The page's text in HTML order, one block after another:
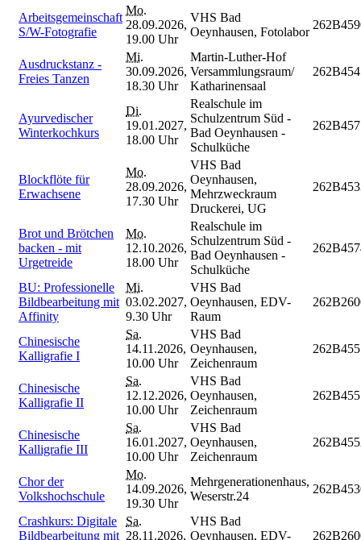
Arbeitsgemeinschaft
S/W-Fotografie
Mo.
28.09.2026,
19.00 Uhr
VHS Bad
Oeynhausen, Fotolabor
Ausdruckstanz -
Freies Tanzen
Mi.
30.09.2026,
18.30 Uhr
Martin-Luther-Hof
Versammlungsraum/
Katharinensaal
Ayurvedischer
Winterkochkurs
Di.
19.01.2027,
18.00 Uhr
Realschule im
Schulzentrum Süd -
Bad Oeynhausen -
Schulküche
Blockflöte für
Erwachsene
Mo.
28.09.2026,
17.30 Uhr
VHS Bad
Oeynhausen,
Mehrzweckraum
Druckerei, UG
Brot und Brötchen
backen - mit
Urgetreide
Mo.
12.10.2026,
18.00 Uhr
Realschule im
Schulzentrum Süd -
Bad Oeynhausen -
Schulküche
BU: Professionelle
Bildbearbeitung mit
Affinity
Mi.
03.02.2027,
9.30 Uhr
VHS Bad
Oeynhausen, EDV-
Raum
Chinesische
Kalligrafie I
Sa.
14.11.2026,
10.00 Uhr
VHS Bad
Oeynhausen,
Zeichenraum
Chinesische
Kalligrafie II
Sa.
12.12.2026,
10.00 Uhr
VHS Bad
Oeynhausen,
Zeichenraum
Chinesische
Kalligrafie III
Sa.
16.01.2027,
10.00 Uhr
VHS Bad
Oeynhausen,
Zeichenraum
Chor der
Volkshochschule
Mo.
14.09.2026,
19.30 Uhr
Mehrgenerationenhaus,
Weserstr.24
Crashkurs: Digitale
Bildbearbeitung mit
Sa.
28.11.2026,
VHS Bad
Oeynhausen, EDV-